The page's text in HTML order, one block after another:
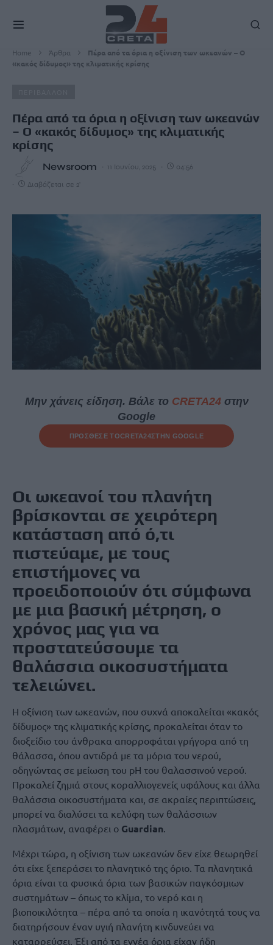
Home Άρθρα
Πέρα από τα όρια η οξίνιση των ωκεανών – Ο
«κακός δίδυμος» της κλιματικής κρίσης
Πέρα από τα όρια η οξίνιση των ωκεανών
– Ο «κακός δίδυμος» της κλιματικής
κρίσης
Newsroom 11 Ιουνίου, 2025 04:56
Διαβάζεται σε 2'
Μην χάνεις είδηση. Βάλε το CRETA24στην
Google
ΠΡΟΣΘΕΣΕ ΤΟCRETA24ΣΤΗΝ GOOGLE
Οι ωκεανοί του πλανήτη
βρίσκονται σε χειρότερη
κατάσταση από ό,τι
πιστεύαμε, με τους
επιστήμονες να
προειδοποιούν ότι σύμφωνα
με μια βασική μέτρηση, ο
χρόνος μας για να
προστατεύσουμε τα
θαλάσσια οικοσυστήματα
τελειώνει.
Η οξίνιση των ωκεανών, που συχνά αποκαλείται «κακός
δίδυμος» της κλιματικής κρίσης, προκαλείται όταν το
διοξείδιο του άνθρακα απορροφάται γρήγορα από τη
θάλασσα, όπου αντιδρά με τα μόρια του νερού,
οδηγώντας σε μείωση του pH του θαλασσινού νερού.
Προκαλεί ζημιά στους κοραλλιογενείς υφάλους και άλλα
θαλάσσια οικοσυστήματα και, σε ακραίες περιπτώσεις,
μπορεί να διαλύσει τα κελύφη των θαλάσσιων
πλασμάτων, αναφέρει ο Guardian.
Μέχρι τώρα, η οξίνιση των ωκεανών δεν είχε θεωρηθεί
ότι είχε ξεπεράσει το πλανητικό της όριο. Τα πλανητικά
όρια είναι τα φυσικά όρια των βασικών παγκόσμιων
συστημάτων – όπως το κλίμα, το νερό και η
βιοποικιλότητα – πέρα από τα οποία η ικανότητά τους να
διατηρήσουν έναν υγιή πλανήτη κινδυνεύει να
καταρρεύσει. Έξι από τα εννέα όρια είχαν ήδη